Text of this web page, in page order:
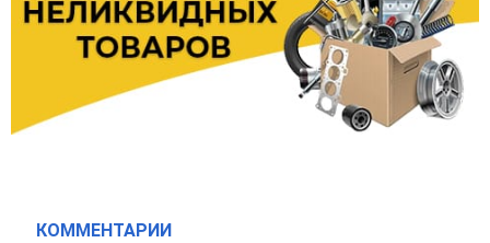
КОММЕНТАРИИ